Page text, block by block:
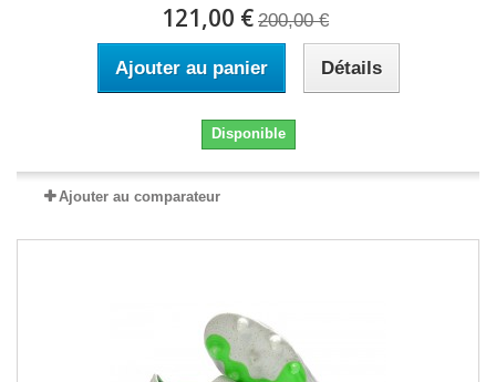
121,00 € 200,00 €
Ajouter au panier Détails
Disponible
Ajouter au comparateur